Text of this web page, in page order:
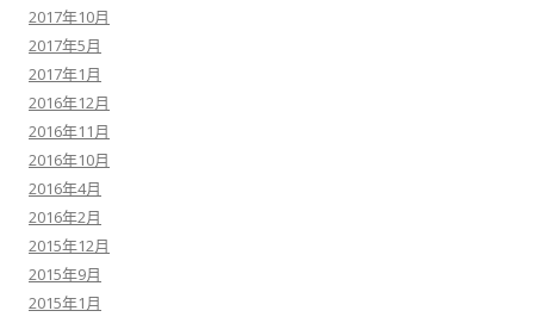
2017年10月
2017年5月
2017年1月
2016年12月
2016年11月
2016年10月
2016年4月
2016年2月
2015年12月
2015年9月
2015年1月